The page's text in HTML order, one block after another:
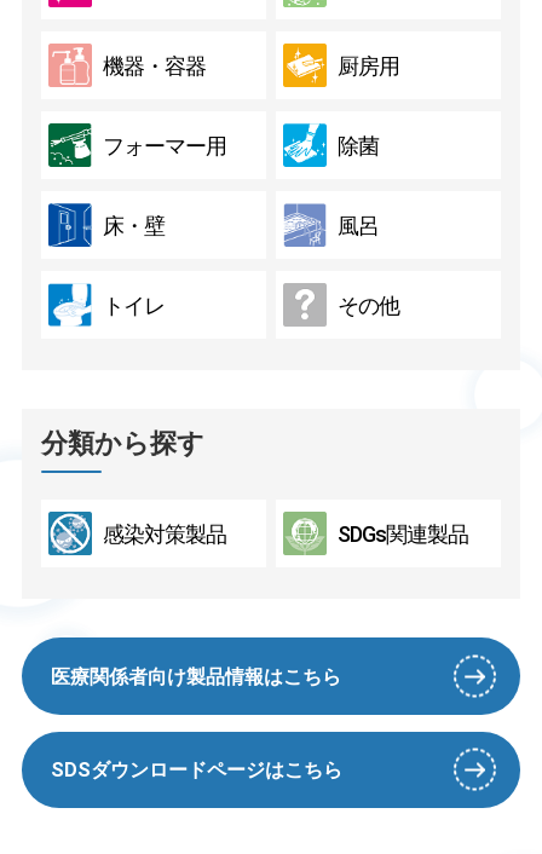
機器・容器 厨房用
フォーマー用 除菌
床・壁 風呂
トイレ その他
分類から探す
感染対策製品 SDGs関連製品
医療関係者向け製品情報はこちら
SDSダウンロードページはこちら